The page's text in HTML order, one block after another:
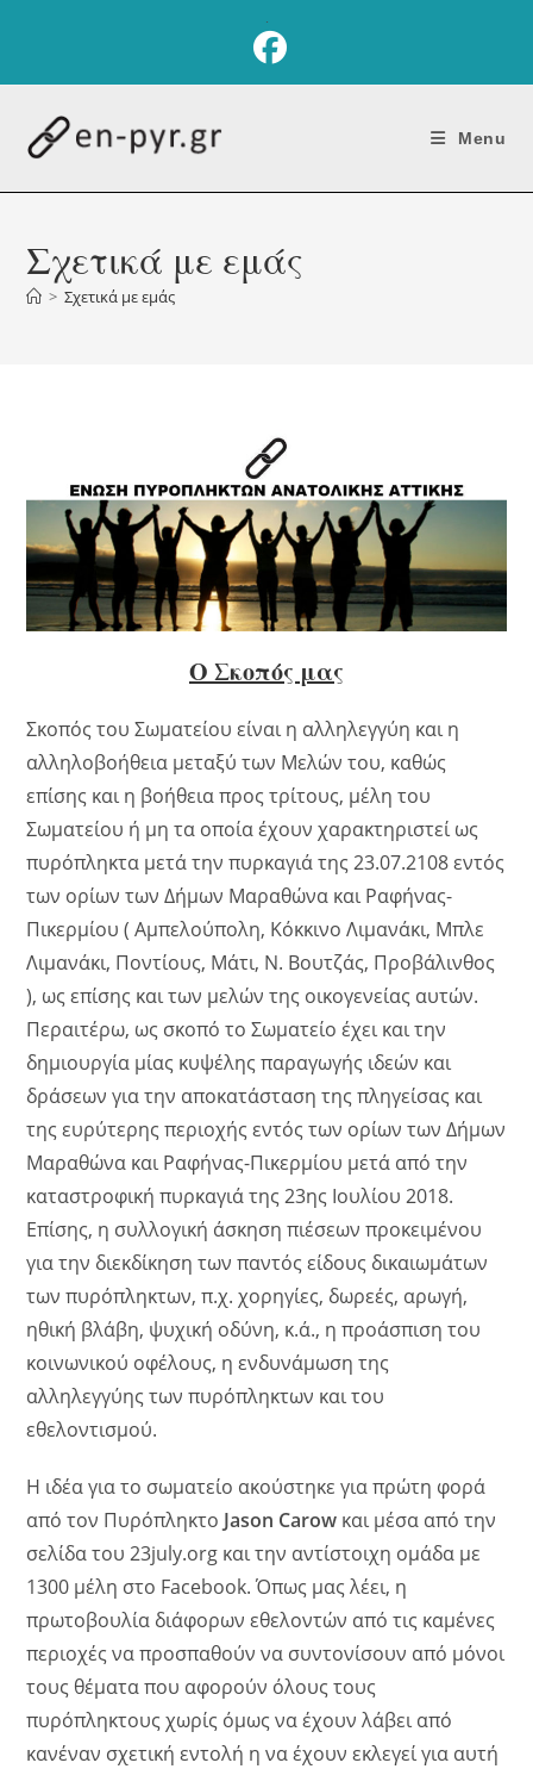
.
Menu
Σχετικά με εμάς
> Σχετικά με εμάς
Ο Σκοπός μας
Σκοπός του Σωματείου είναι η αλληλεγγύη και η
αλληλοβοήθεια μεταξύ των Μελών του, καθώς
επίσης και η βοήθεια προς τρίτους, μέλη του
Σωματείου ή μη τα οποία έχουν χαρακτηριστεί ως
πυρόπληκτα μετά την πυρκαγιά της 23.07.2108 εντός
των ορίων των Δήμων Μαραθώνα και Ραφήνας-
Πικερμίου ( Αμπελούπολη, Κόκκινο Λιμανάκι, Μπλε
Λιμανάκι, Ποντίους, Μάτι, Ν. Βουτζάς, Προβάλινθος
), ως επίσης και των μελών της οικογενείας αυτών.
Περαιτέρω, ως σκοπό το Σωματείο έχει και την
δημιουργία μίας κυψέλης παραγωγής ιδεών και
δράσεων για την αποκατάσταση της πληγείσας και
της ευρύτερης περιοχής εντός των ορίων των Δήμων
Μαραθώνα και Ραφήνας-Πικερμίου μετά από την
καταστροφική πυρκαγιά της 23ης Ιουλίου 2018.
Επίσης, η συλλογική άσκηση πιέσεων προκειμένου
για την διεκδίκηση των παντός είδους δικαιωμάτων
των πυρόπληκτων, π.χ. χορηγίες, δωρεές, αρωγή,
ηθική βλάβη, ψυχική οδύνη, κ.ά., η προάσπιση του
κοινωνικού οφέλους, η ενδυνάμωση της
αλληλεγγύης των πυρόπληκτων και του
εθελοντισμού.
Η ιδέα για το σωματείο ακούστηκε για πρώτη φορά
από τον Πυρόπληκτο Jason Carow και μέσα από την
σελίδα του 23july.org και την αντίστοιχη ομάδα με
1300 μέλη στο Facebook. Όπως μας λέει, η
πρωτοβουλία διάφορων εθελοντών από τις καμένες
περιοχές να προσπαθούν να συντονίσουν από μόνοι
τους θέματα που αφορούν όλους τους
πυρόπληκτους χωρίς όμως να έχουν λάβει από
κανέναν σχετική εντολή η να έχουν εκλεγεί για αυτή